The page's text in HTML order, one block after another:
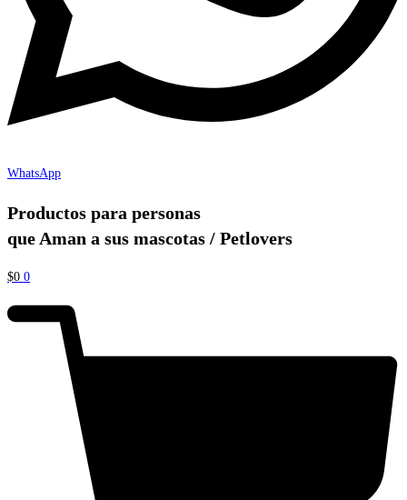
WhatsApp
Productos para personas
que Aman a sus mascotas / Petlovers
$0 0